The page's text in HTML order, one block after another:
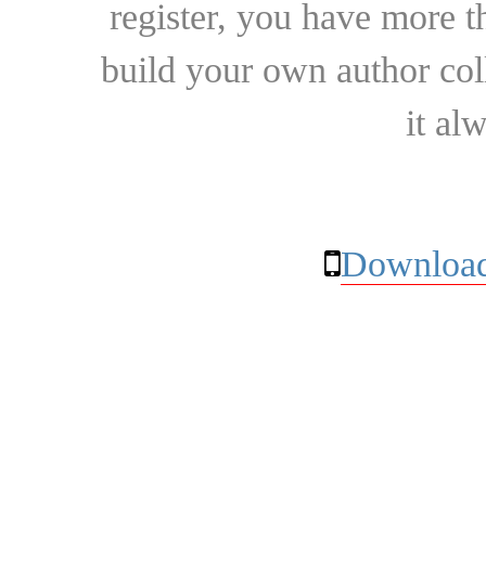
register, you have more
build your own author
it